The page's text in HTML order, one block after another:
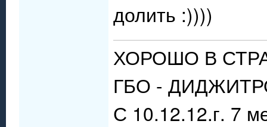
долить :))))
ХОРОШО В
ГБО -
С 10.12.12.г. 7